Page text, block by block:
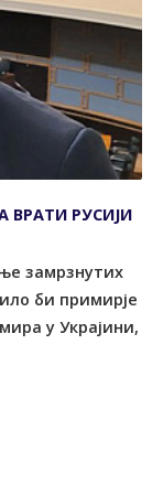
ВРАТИ РУСИЈИ
замрзнутих
би примирје
у Украјини,